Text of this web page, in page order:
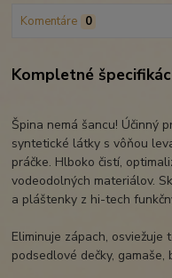
Komentáre 0
Kompletné
Špina nemá šancu! Účinný
syntetické látky s vôňou
práčke. Hlboko čistí,
vodeodolných materiálov.
a pláštenky z hi-tech
Eliminuje zápach, osviežuje
podsedlové dečky, gamaše,